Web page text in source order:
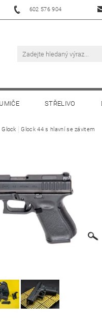
602 576 904
STŘELIVO
Glock Glock 44 s hlavní se závitem